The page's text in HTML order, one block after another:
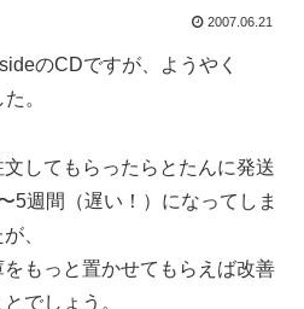
2007.06.21
のCDですが、ようやく
。
してもらったらとたんに発送
5週間（遅い！）になってしま
、
をもっと置かせてもらえば改善
でしょう。